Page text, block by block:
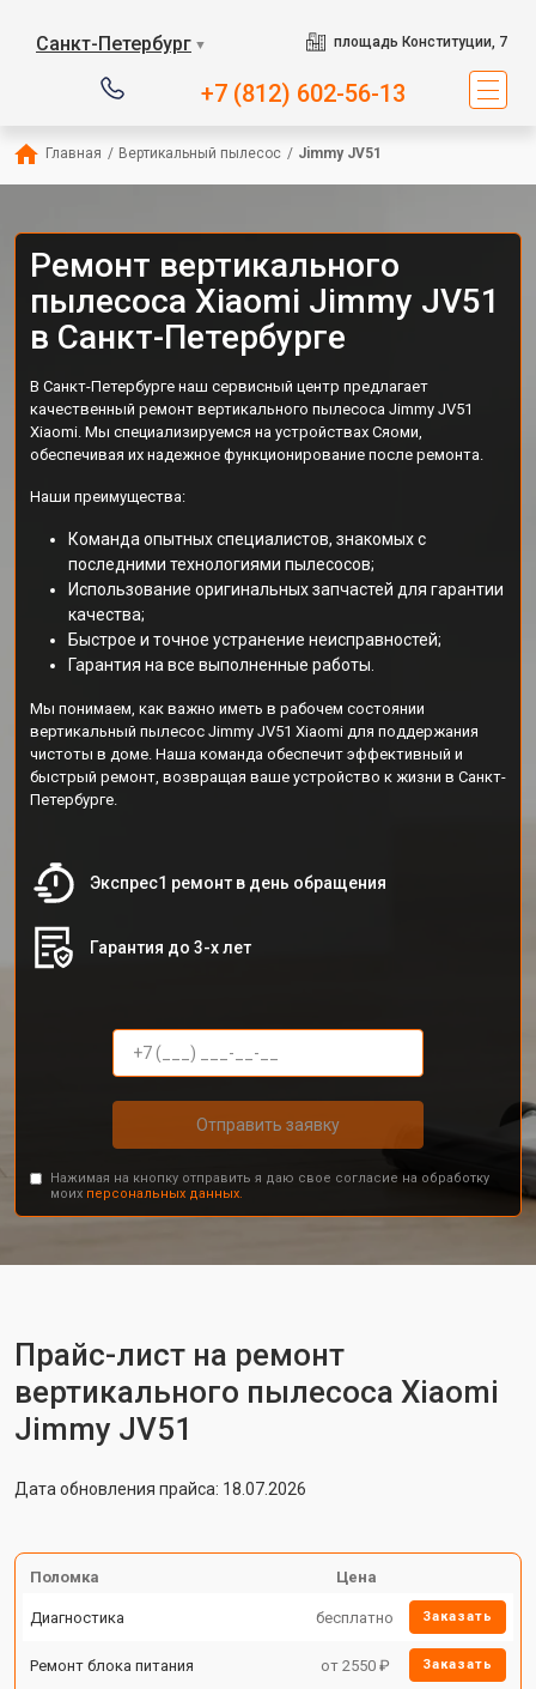
Санкт-Петербург ▼ площадь Конституции, 7
+7 (812) 602-56-13
Главная / Вертикальный пылесос / Jimmy JV51
Ремонт вертикального
пылесоса Xiaomi Jimmy JV51
в Санкт-Петербурге
В Санкт-Петербурге наш сервисный центр предлагает
качественный ремонт вертикального пылесоса Jimmy JV51
Xiaomi. Мы специализируемся на устройствах Сяоми,
обеспечивая их надежное функционирование после ремонта.
Наши преимущества:
Команда опытных специалистов, знакомых с
последними технологиями пылесосов;
Использование оригинальных запчастей для гарантии
качества;
Быстрое и точное устранение неисправностей;
Гарантия на все выполненные работы.
Мы понимаем, как важно иметь в рабочем состоянии
вертикальный пылесос Jimmy JV51 Xiaomi для поддержания
чистоты в доме. Наша команда обеспечит эффективный и
быстрый ремонт, возвращая ваше устройство к жизни в Санкт-
Петербурге.
Экспрес1 ремонт в день обращения
Гарантия до 3-х лет
Отправить заявку
Нажимая на кнопку отправить я даю свое согласие на обработку
моих персональных данных.
Прайс-лист на ремонт
вертикального пылесоса Xiaomi
Jimmy JV51
Дата обновления прайса: 18.07.2026
Поломка Цена
Диагностика бесплатно Заказать
Ремонт блока питания от 2550 ₽ Заказать